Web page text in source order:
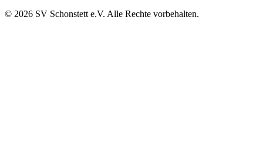
© 2026 SV Schonstett e.V. Alle Rechte vorbehalten.